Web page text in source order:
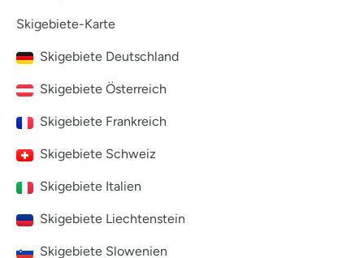
Skigebiete-Karte
Skigebiete Deutschland
Skigebiete Österreich
Skigebiete Frankreich
Skigebiete Schweiz
Skigebiete Italien
Skigebiete Liechtenstein
Skigebiete Slowenien